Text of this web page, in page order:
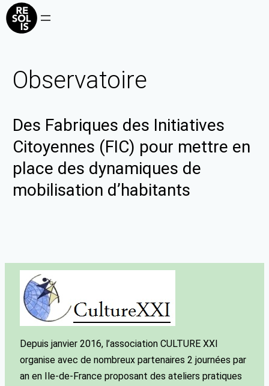
Observatoire
Des Fabriques des Initiatives
Citoyennes (FIC) pour mettre en
place des dynamiques de
mobilisation d’habitants
Depuis janvier 2016, l’association CULTURE XXI
organise avec de nombreux partenaires 2 journées par
an en Ile-de-France proposant des ateliers pratiques